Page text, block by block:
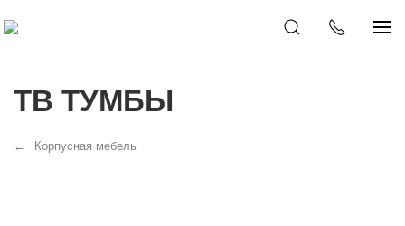
ТВ ТУМБЫ
Корпусная мебель